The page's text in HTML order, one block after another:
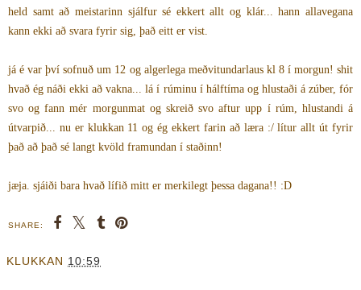
held samt að meistarinn sjálfur sé ekkert allt og klár... hann allavegana
kann ekki að svara fyrir sig, það eitt er vist.
já é var því sofnuð um 12 og algerlega meðvitundarlaus kl 8 í morgun! shit
hvað ég náði ekki að vakna... lá í rúminu í hálftíma og hlustaði á zúber, fór
svo og fann mér morgunmat og skreið svo aftur upp í rúm, hlustandi á
útvarpið... nu er klukkan 11 og ég ekkert farin að læra :/ lítur allt út fyrir
það að það sé langt kvöld framundan í staðinn!
jæja. sjáiði bara hvað lífið mitt er merkilegt þessa dagana!! :D
SHARE:
KLUKKAN 10:59